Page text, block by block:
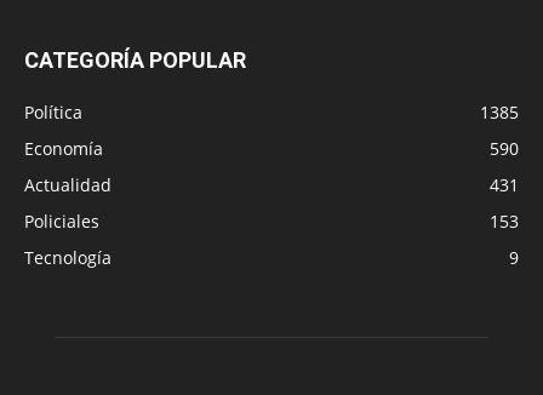
CATEGORÍA POPULAR
Política
1385
Economía
590
Actualidad
431
Policiales
153
Tecnología
9